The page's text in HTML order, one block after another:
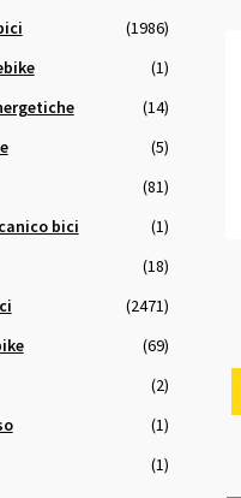
(1986)
(1)
(14)
(5)
(81)
bici
(1)
(18)
(2471)
(69)
(2)
(1)
(1)